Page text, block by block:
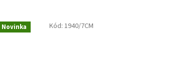
Novinka Kód: 1940/7CM